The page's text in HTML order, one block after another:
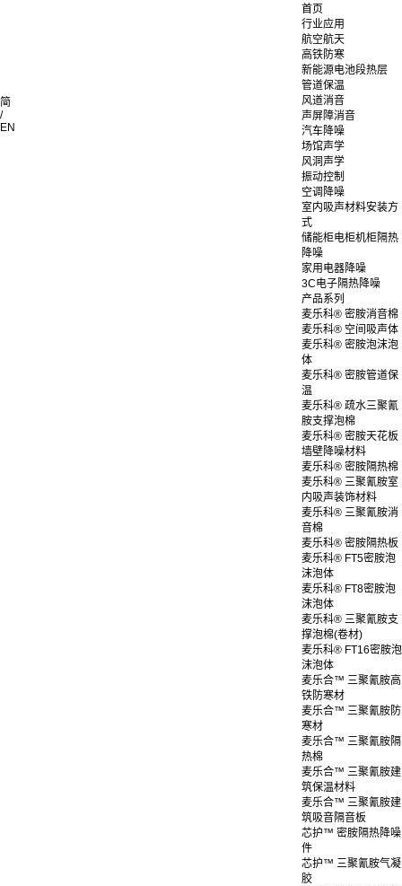
简
/
EN
首页
行业应用
航空航天
高铁防寒
新能源电池段热层
管道保温
风道消音
声屏障消音
汽车降噪
场馆声学
风洞声学
振动控制
空调降噪
室内吸声材料安装方
式
储能柜电柜机柜隔热
降噪
家用电器降噪
3C电子隔热降噪
产品系列
麦乐科® 密胺消音棉
麦乐科® 空间吸声体
麦乐科® 密胺泡沫泡
体
麦乐科® 密胺管道保
温
麦乐科® 疏水三聚氰
胺支撑泡棉
麦乐科® 密胺天花板
墙壁降噪材料
麦乐科® 密胺隔热棉
麦乐科® 三聚氰胺室
内吸声装饰材料
麦乐科® 三聚氰胺消
音棉
麦乐科® 密胺隔热板
麦乐科® FT5密胺泡
沫泡体
麦乐科® FT8密胺泡
沫泡体
麦乐科® 三聚氰胺支
撑泡棉(卷材)
麦乐科® FT16密胺泡
沫泡体
麦乐合™ 三聚氰胺高
铁防寒材
麦乐合™ 三聚氰胺防
寒材
麦乐合™ 三聚氰胺隔
热棉
麦乐合™ 三聚氰胺建
筑保温材料
麦乐合™ 三聚氰胺建
筑吸音隔音板
芯护™ 密胺隔热降噪
件
芯护™ 三聚氰胺气凝
胶